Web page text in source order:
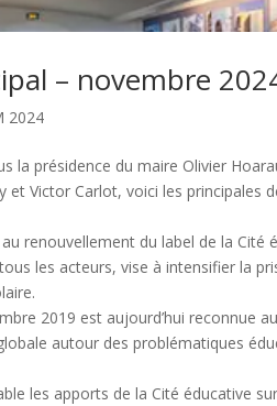
– novembre
2024
la présidence du maire Olivier
Victor Carlot, voici les principales
renouvellement du label de la Cité
les acteurs, vise à intensifier la
2019 est aujourd’hui reconnue
autour des problématiques
les apports de la Cité éducative